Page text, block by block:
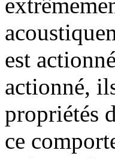
est
actionné,
propriétés
ce